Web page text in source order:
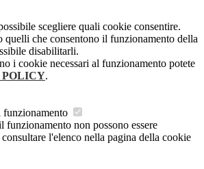
scegliere quali cookie consentire.
quelli che consentono il funzionamento della
disabilitarli.
i cookie necessari al funzionamento potete
POLICY.
funzionamento
funzionamento non possono essere
l'elenco nella pagina della cookie